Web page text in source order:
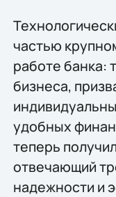
частью
работе банка:
бизнеса,
удобных
теперь
отвечающий
надежности и